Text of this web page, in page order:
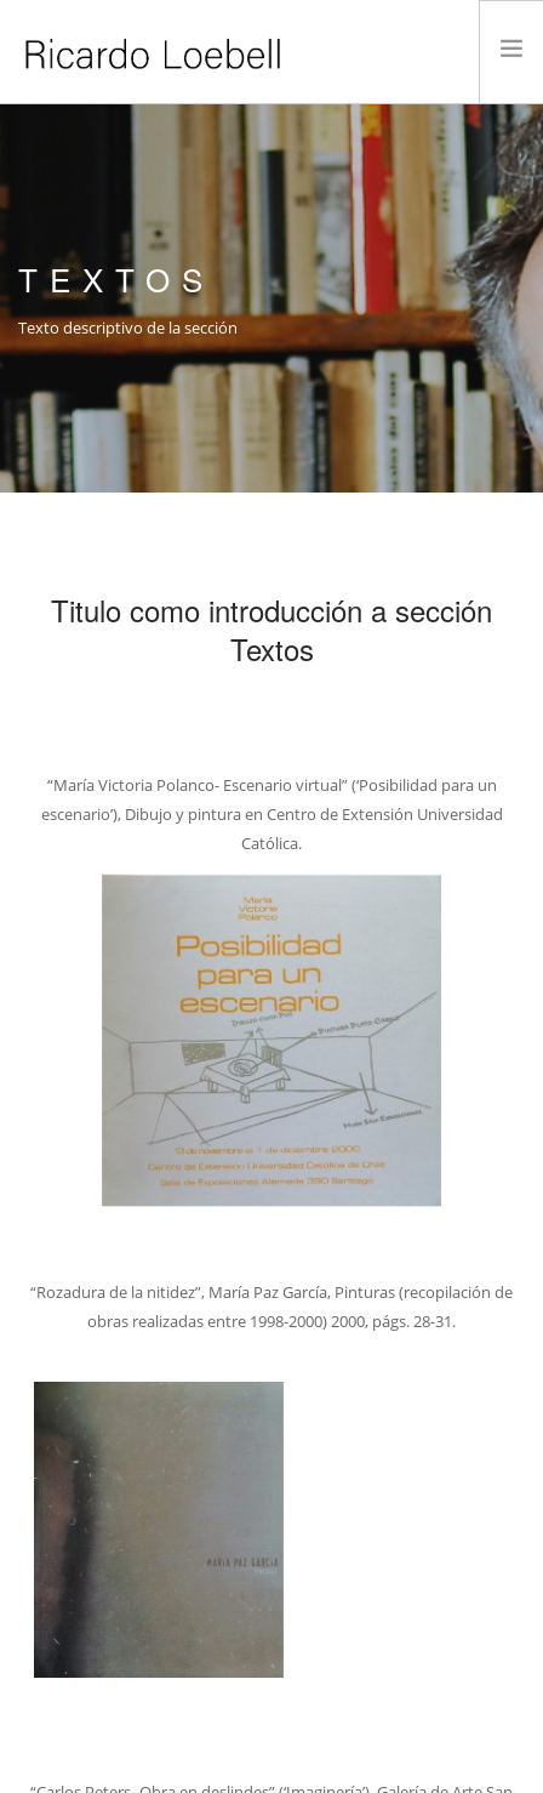
ACADEMIA
ACTUALIDAD
CONTACTO
TEXTOS
Texto descriptivo de la sección
Titulo como introducción a sección
Textos
“María Victoria Polanco- Escenario virtual” (‘Posibilidad para un
escenario’), Dibujo y pintura en Centro de Extensión Universidad
Católica.
“Rozadura de la nitidez”, María Paz García, Pinturas (recopilación de
obras realizadas entre 1998-2000) 2000, págs. 28-31.